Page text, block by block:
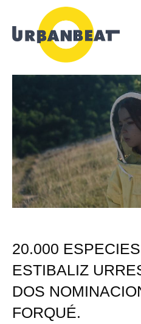
contenido
20.000
ESTIBALIZ
DOS
FORQUÉ.